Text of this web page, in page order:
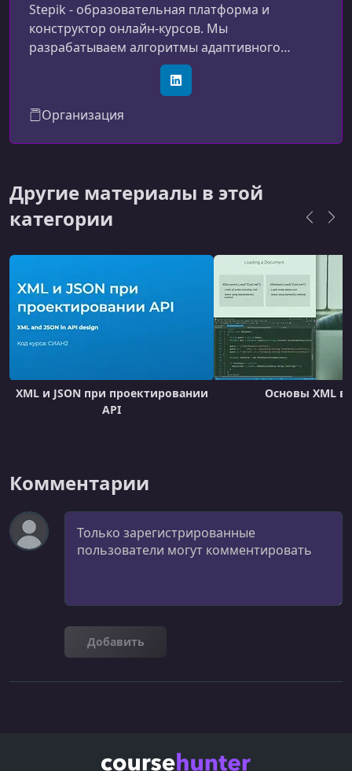
Stepik - образовательная платформа и
конструктор онлайн-курсов. Мы
разрабатываем алгоритмы адаптивного
обучения, бесплатно сотрудничаем с
авторами MOOC, помогаемв проведении
цель - сделать образование открытым и
удобным.
LinkedIn
Организация
Другие материалы в этой
категории
XML и JSON при проектировании
API
Основы XML в
Комментарии
Комментарий
Добавить